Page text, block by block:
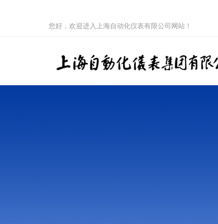
您好，欢迎进入上海自动化仪表有限公司网站！